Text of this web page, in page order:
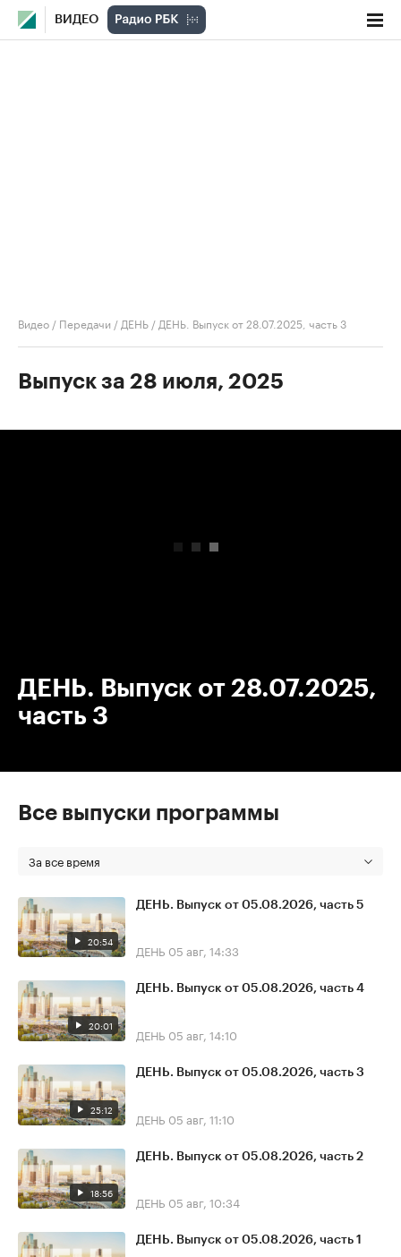
ВИДЕО
Видео / Передачи / ДЕНЬ / ДЕНЬ. Выпуск от 28.07.2025, часть 3
Выпуск за 28 июля, 2025
ДЕНЬ. Выпуск от 28.07.2025,
часть 3
Все выпуски программы
За все время
20:54
ДЕНЬ. Выпуск от 05.08.2026, часть 5
ДЕНЬ 05 авг, 14:33
20:01
ДЕНЬ. Выпуск от 05.08.2026, часть 4
ДЕНЬ 05 авг, 14:10
25:12
ДЕНЬ. Выпуск от 05.08.2026, часть 3
ДЕНЬ 05 авг, 11:10
18:56
ДЕНЬ. Выпуск от 05.08.2026, часть 2
ДЕНЬ 05 авг, 10:34
ДЕНЬ. Выпуск от 05.08.2026, часть 1